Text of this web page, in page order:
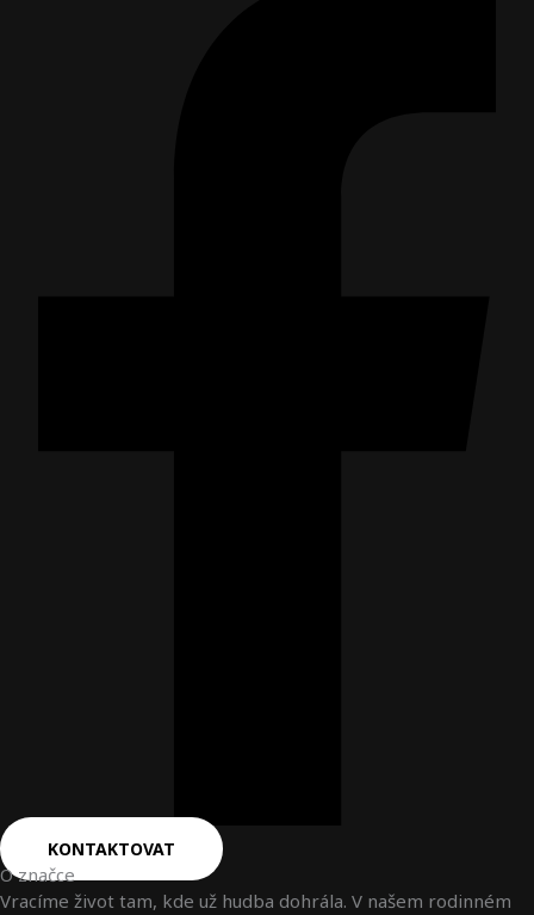
KONTAKTOVAT
O značce
Vracíme život tam, kde už hudba dohrála. V našem rodinném